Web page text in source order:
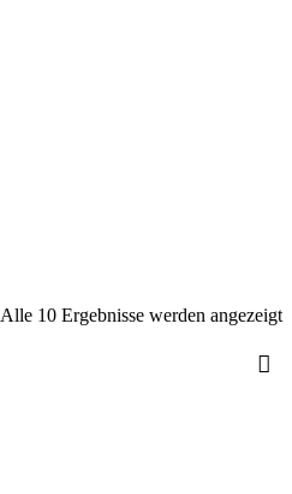
Alle 10 Ergebnisse werden angezeigt